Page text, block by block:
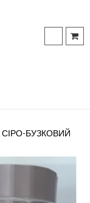
СІРО-БУЗКОВИЙ